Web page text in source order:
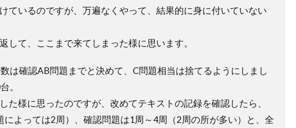
ているのですが、万遍なくやって、結果的に身に付いていない
して、ここまで来てしまった様に思います。
は確認AB問題までと決めて、C問題相当は捨てるようにしまし
。
た様に思ったのですが、改めてテキストの記録を確認したら、
によっては2周）、確認問題は1周～4周（2周の所が多い）と、全